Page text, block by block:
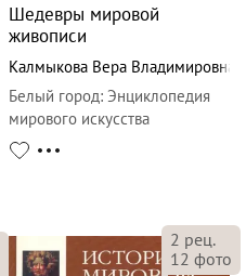
Шедевры мировой
живописи
Калмыкова Вера Владимировна
Белый город: Энциклопедия
мирового искусства
2 рец.
12 фото